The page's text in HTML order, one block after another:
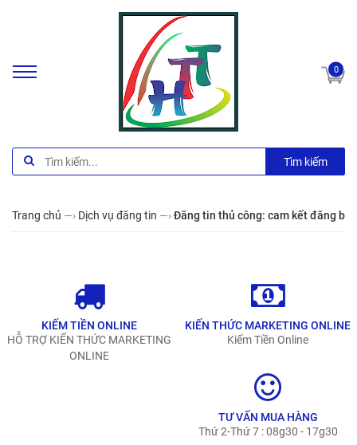
0
Tìm kiếm
Trang chủ —› Dịch vụ đăng tin —›Đăng tin thủ công: cam kết đăng
KIẾM TIỀN ONLINE
HỖ TRỢ KIẾN THỨC MARKETING
ONLINE
KIẾN THỨC MARKETING ONLINE
Kiếm Tiền Online
TƯ VẤN MUA HÀNG
Thứ 2-Thứ 7 : 08g30 - 17g30